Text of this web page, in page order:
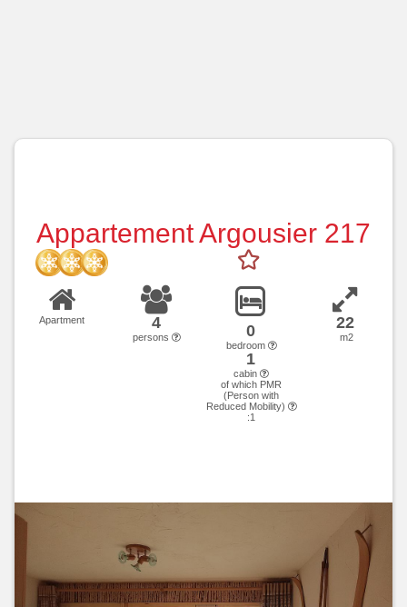
Appartement Argousier 217
Apartment 4
persons 0
bedroom
1
cabin
of which PMR
(Person with
Reduced Mobility)
:1
22
m2